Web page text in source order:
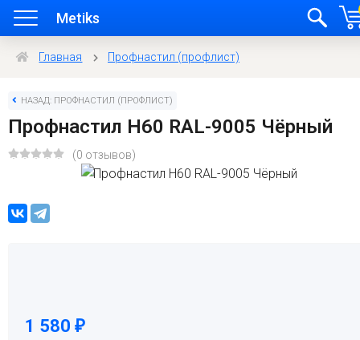
Metiks
Главная Профнастил (профлист)
НАЗАД: ПРОФНАСТИЛ (ПРОФЛИСТ)
Профнастил H60 RAL-9005 Чёрный
(0 отзывов)
1 580 ₽